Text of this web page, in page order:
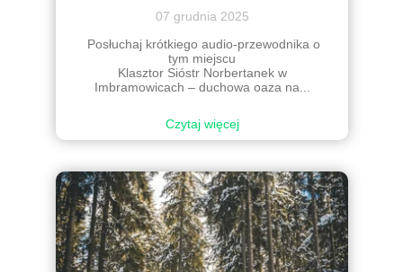
07 grudnia 2025
Posłuchaj krótkiego audio-przewodnika o
tym miejscu
Klasztor Sióstr Norbertanek w
Imbramowicach – duchowa oaza na...
Czytaj więcej